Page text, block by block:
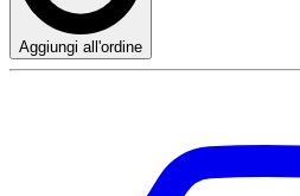
Aggiungi all'ordine